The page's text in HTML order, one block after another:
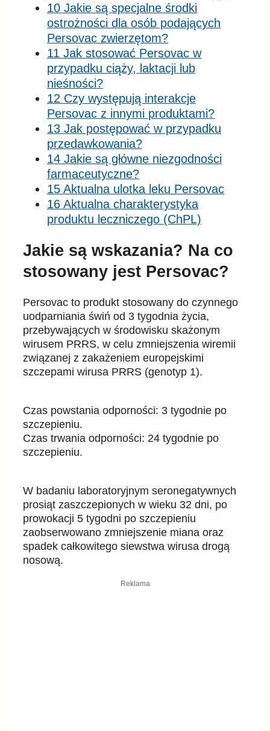
10 Jakie są specjalne środki
ostrożności dla osób podających
Persovac zwierzętom?
11 Jak stosować Persovac w
przypadku ciąży, laktacji lub
nieśności?
12 Czy występują interakcje
Persovac z innymi produktami?
13 Jak postępować w przypadku
przedawkowania?
14 Jakie są główne niezgodności
farmaceutyczne?
15 Aktualna ulotka leku Persovac
16 Aktualna charakterystyka
produktu leczniczego (ChPL)
Jakie są wskazania? Na co
stosowany jest Persovac?
Persovac to produkt stosowany do czynnego
uodparniania świń od 3 tygodnia życia,
przebywających w środowisku skażonym
wirusem PRRS, w celu zmniejszenia wiremii
związanej z zakażeniem europejskimi
szczepami wirusa PRRS (genotyp 1).
Czas powstania odporności: 3 tygodnie po
szczepieniu.
Czas trwania odporności: 24 tygodnie po
szczepieniu.
W badaniu laboratoryjnym seronegatywnych
prosiąt zaszczepionych w wieku 32 dni, po
prowokacji 5 tygodni po szczepieniu
zaobserwowano zmniejszenie miana oraz
spadek całkowitego siewstwa wirusa drogą
nosową.
Reklama